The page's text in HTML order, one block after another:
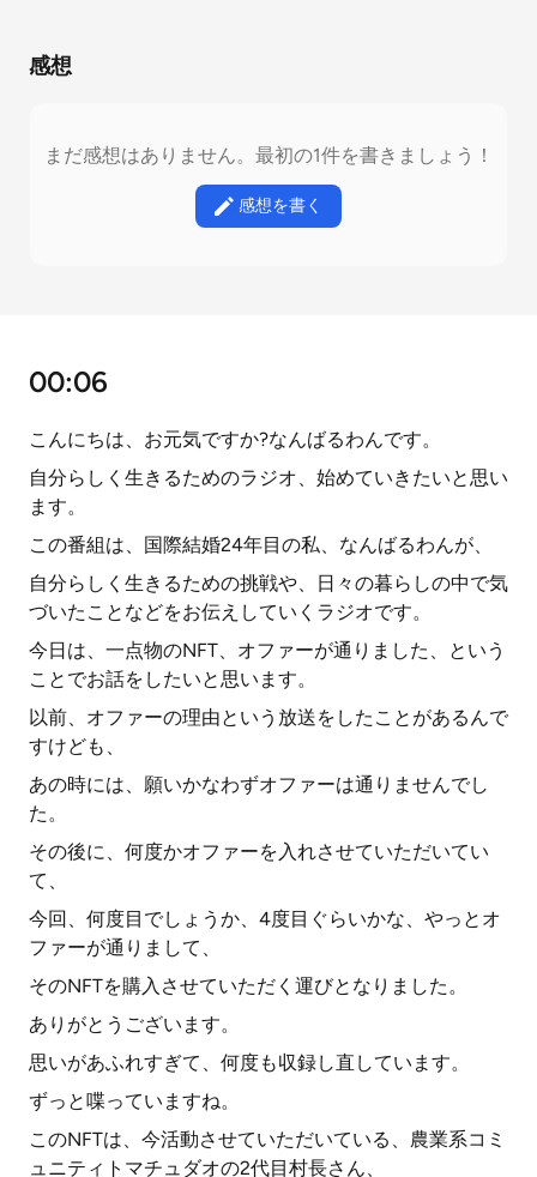
感想
まだ感想はありません。最初の1件を書きましょう！
感想を書く
00:06
こんにちは、お元気ですか?なんばるわんです。
自分らしく生きるためのラジオ、始めていきたいと思い
ます。
この番組は、国際結婚24年目の私、なんばるわんが、
自分らしく生きるための挑戦や、日々の暮らしの中で気
づいたことなどをお伝えしていくラジオです。
今日は、一点物のNFT、オファーが通りました、という
ことでお話をしたいと思います。
以前、オファーの理由という放送をしたことがあるんで
すけども、
あの時には、願いかなわずオファーは通りませんでし
た。
その後に、何度かオファーを入れさせていただいてい
て、
今回、何度目でしょうか、4度目ぐらいかな、やっとオ
ファーが通りまして、
そのNFTを購入させていただく運びとなりました。
ありがとうございます。
思いがあふれすぎて、何度も収録し直しています。
ずっと喋っていますね。
このNFTは、今活動させていただいている、農業系コミ
ュニティトマチュダオの2代目村長さん、